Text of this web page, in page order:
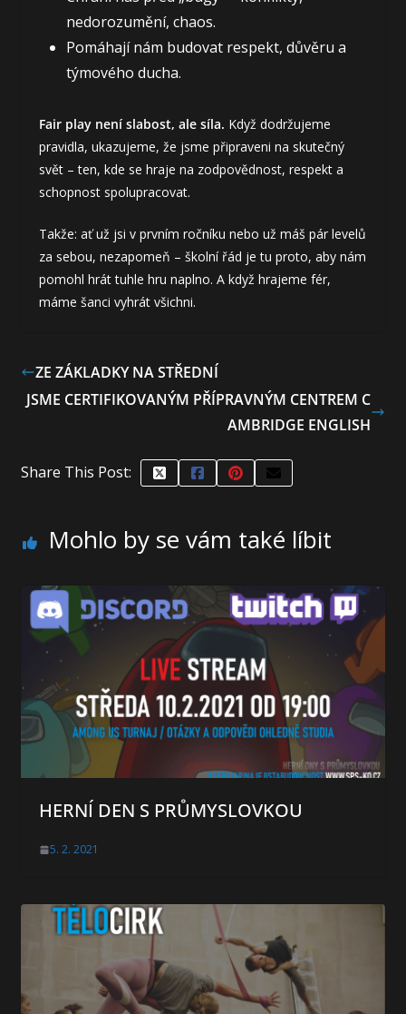
nedorozumění, chaos.
Pomáhají nám budovat respekt, důvěru a
týmového ducha.
Fair play není slabost, ale síla. Když dodržujeme
pravidla, ukazujeme, že jsme připraveni na skutečný
svět – ten, kde se hraje na zodpovědnost, respekt a
schopnost spolupracovat.
Takže: ať už jsi v prvním ročníku nebo už máš pár levelů
za sebou, nezapomeň – školní řád je tu proto, aby nám
pomohl hrát tuhle hru naplno. A když hrajeme fér,
máme šanci vyhrát všichni.
ZE ZÁKLADKY NA STŘEDNÍ
JSME CERTIFIKOVANÝM PŘÍPRAVNÝM CENTREM C
AMBRIDGE ENGLISH
Share This Post:
Mohlo by se vám také líbit
HERNÍ DEN S PRŮMYSLOVKOU
5. 2. 2021